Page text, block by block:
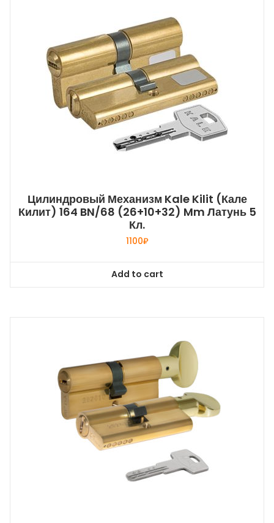
Цилиндровый Механизм Kale Kilit (Кале
Килит) 164 BN/68 (26+10+32) Mm Латунь 5
Кл.
1100₽
Add to cart